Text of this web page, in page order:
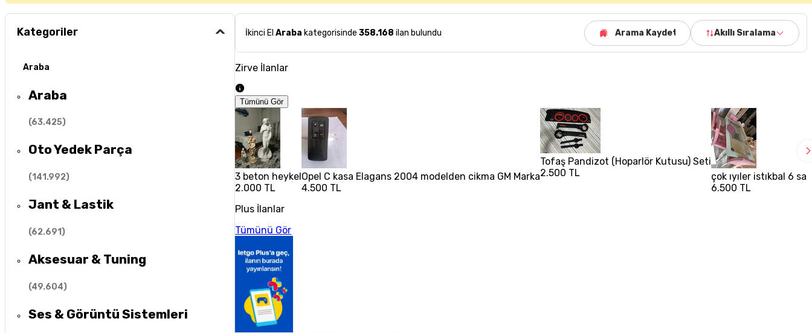
Kategoriler
Araba
Araba
(63.425)
Oto Yedek Parça
(141.992)
Jant & Lastik
(62.691)
Aksesuar & Tuning
(49.604)
Ses & Görüntü Sistemleri
İkinci ElAraba kategorisinde 358.168 ilan bulundu Arama Kaydet Akıllı Sıralama
Zirve İlanlar
Tümünü Gör
3 beton heykel
2.000 TL
Opel C kasa Elagans 2004 modelden cikma GM Marka
4.500 TL
Tofaş Pandizot (Hoparlör Kutusu) Seti
2.500 TL
çok ıyıler istıkbal 6
6.500 TL
Plus İlanlar
Tümünü Gör